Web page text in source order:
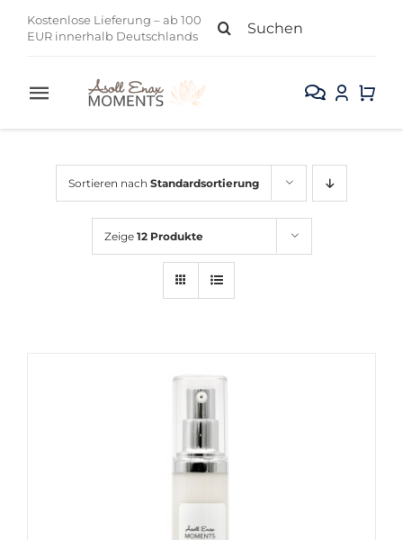
Inhalt
Kostenlose Lieferung – ab 100
EUR innerhalb Deutschlands
nach:
Toggle
Navigation
Gesicht
Sortieren nach Standardsortierung
Zeige 12 Produkte